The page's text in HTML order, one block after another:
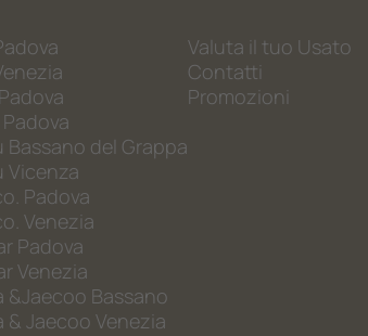
Bassano del Grappa
Vicenza
Padova
Venezia
Padova
Venezia
&Jaecoo Bassano
& Jaecoo Venezia
Valuta il tuo Usato
Contatti
Promozioni